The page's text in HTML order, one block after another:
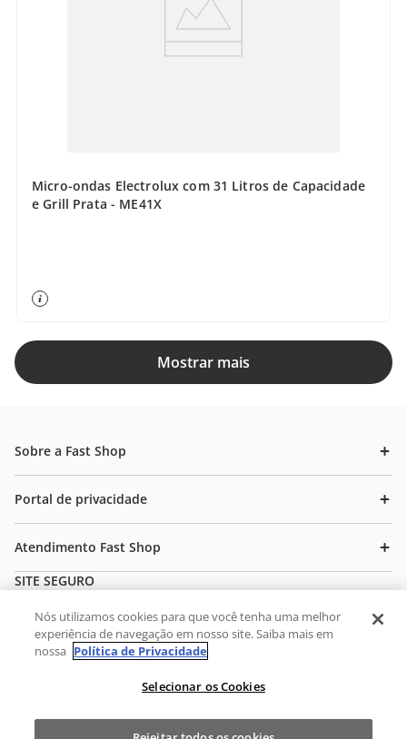
Micro-ondas Electrolux com 31 Litros de Capacidade
e Grill Prata - ME41X
Mostrar mais
Sobre a Fast Shop
Portal de privacidade
Atendimento Fast Shop
SITE SEGURO
FORMAS DE PAGAMENTO
SELOS DE QUALIDADE
Garantimos o máximo de 10 itens por produto ou enquanto
Preços e condições de pagamento válidos exclusivamente
Nós utilizamos cookies para que você tenha uma melhor
experiência de navegação em nosso site. Saiba mais em
nossa Política de Privacidade
Selecionar os Cookies